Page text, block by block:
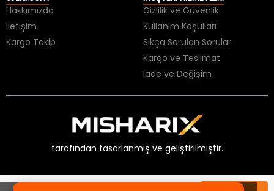
İletişim
Kargo Takip
Kullanım Koşulları
Sıkça Sorulan Sorular
Kargo ve Teslimat
İade ve Değişim
tarafından tasarlanmış ve geliştirilmiştir.
×
HER ŞEY 99 TL BİTMESİNE!